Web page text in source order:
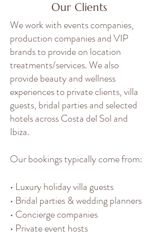
Our Clients
We work with events companies,
production companies and VIP
brands to provide on location
treatments/services. We also
provide beauty and wellness
experiences to private clients, villa
guests, bridal parties and selected
hotels across Costa del Sol and
Ibiza.
Our bookings typically come from:
• Luxury holiday villa guests
• Bridal parties & wedding planners
• Concierge companies
• Private event hosts